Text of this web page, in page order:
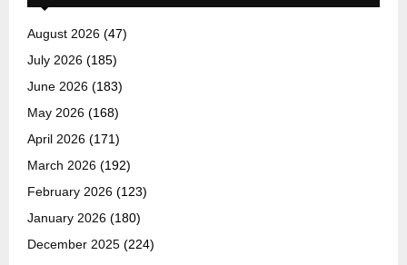
August 2026 (47)
July 2026 (185)
June 2026 (183)
May 2026 (168)
April 2026 (171)
March 2026 (192)
February 2026 (123)
January 2026 (180)
December 2025 (224)